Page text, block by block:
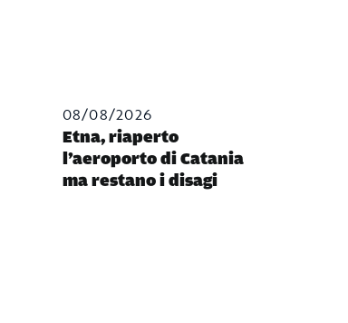
08/08/2026
Etna, riaperto
l’aeroporto di Catania
ma restano i disagi